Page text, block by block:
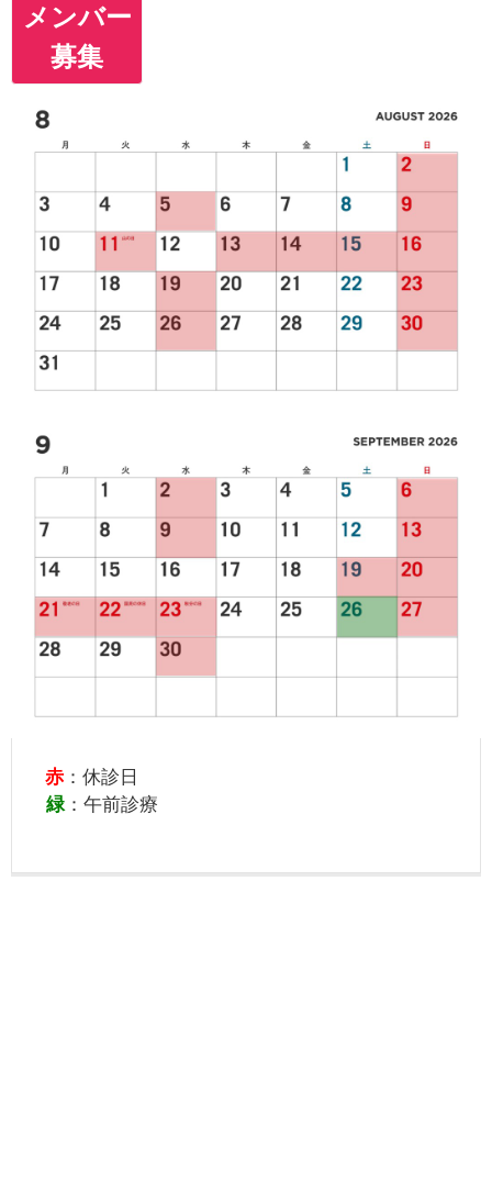
メンバー
募集
赤 ：休診日
緑 ：午前診療